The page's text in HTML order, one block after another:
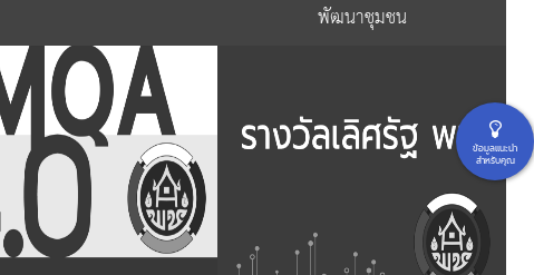
พัฒนาชุมชน
ข้อมูลแนะนำ
สำหรับคุณ